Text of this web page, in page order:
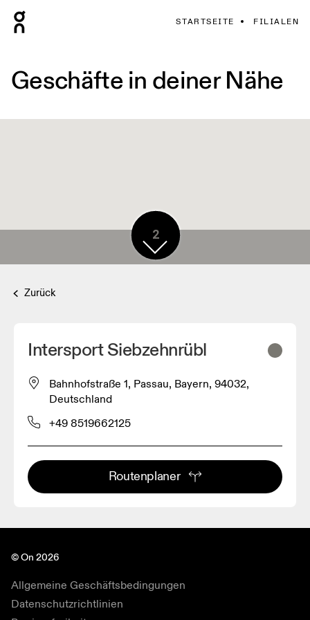
STARTSEITE FILIALEN
Geschäfte in deiner Nähe
2
Zurück
Intersport Siebzehnrübl
Bahnhofstraße 1, Passau, Bayern, 94032,
Deutschland
+49 8519662125
Routenplaner
© On 2026
Allgemeine Geschäftsbedingungen
Datenschutzrichtlinien